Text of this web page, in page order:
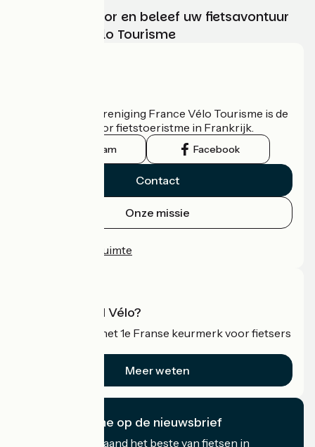
Kies, bereid voor en beleef uw fietsavontuur
met France Vélo Tourisme
De nationale vereniging France Vélo Tourisme is de
officiële gids voor fietstoeristme in Frankrijk.
Instagram Facebook
Contact
Onze missie
Professionele ruimte
Wat is Accueil Vélo?
Accueil Vélo is het 1e Franse keurmerk voor fietsers
Meer weten
Ik abonneer me op de nieuwsbrief
Ontvang elke maand het beste van fietsen in